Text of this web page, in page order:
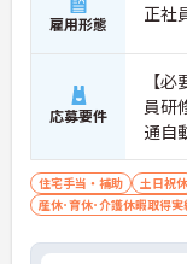
雇用形態 正社
応募要件
【
員研
通自
住宅手当・補助 土日祝休
産休･育休･介護休暇取得実